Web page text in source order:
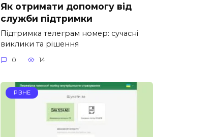
Як отримати допомогу від
служби підтримки
Підтримка телеграм номер: сучасні
виклики та рішення
0 14
РІЗНЕ